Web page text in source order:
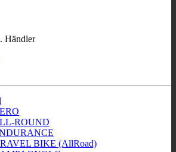
Händler
ROUND
BIKE (AllRoad)